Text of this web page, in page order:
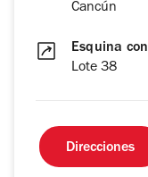
Cancún
Esquina con
Lote 38
Direcciones